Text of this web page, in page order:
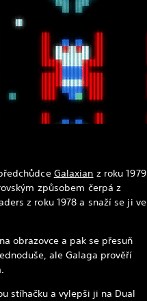
Galaxian z roku 1979
způsobem čerpá z
z roku 1978 a snaží se ji ve
obrazovce a pak se přesuň
ale Galaga prověří
stíhačku a vylepši ji na Dual